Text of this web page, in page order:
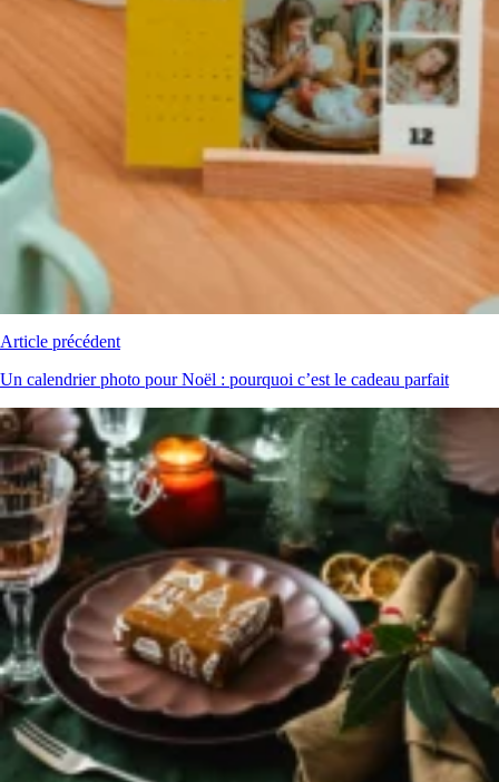
Article précédent
Un calendrier photo pour Noël : pourquoi c’est le cadeau parfait